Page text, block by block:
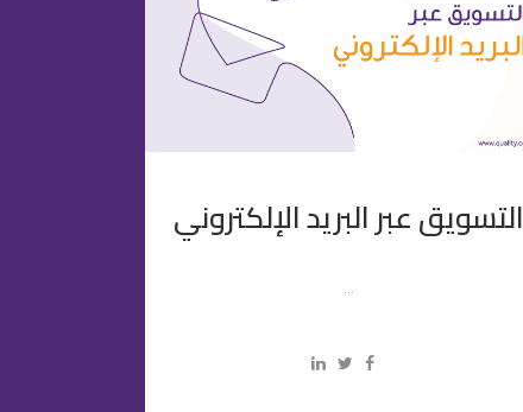
التسويق عبر البريد الإلكتروني
...